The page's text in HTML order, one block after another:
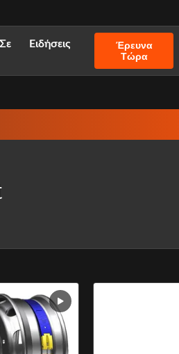
Ειδήσεις
Έρευνα
Τώρα